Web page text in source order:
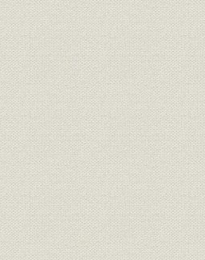
焦土からの出発と高度成長の軌
跡 1946●昭和21年→昭和46年
●1971
昭和21年
(1962年)頃